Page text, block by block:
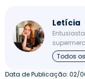
Letícia
Todos
Data de Publicação: 02/